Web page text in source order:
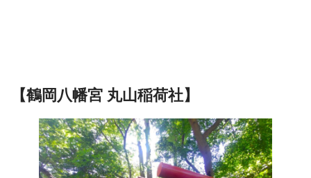
【鶴岡八幡宮 丸山稲荷社】